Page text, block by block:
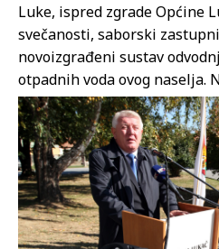
Luke, ispred zgrade Općine
svečanosti, saborski
novoizgrađeni sustav
otpadnih voda ovog naselja.